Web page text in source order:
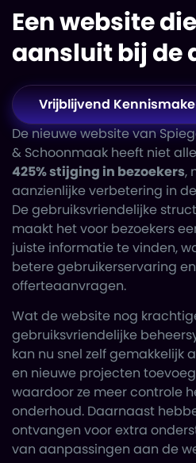
Een website
aansluit bij de
Vrijblijvend
De nieuwe website van
& Schoonmaak heeft niet
425% stijging in bezoekers,
aanzienlijke verbetering in
De gebruiksvriendelijke
maakt het voor bezoekers
juiste informatie te vinden,
betere gebruikerservaring en
offerteaanvragen.
Wat de website nog
gebruiksvriendelijke
kan nu snel zelf gemakkelijk
en nieuwe projecten
waardoor ze meer controle
onderhoud. Daarnaast
ontvangen voor extra
van aanpassingen aan de